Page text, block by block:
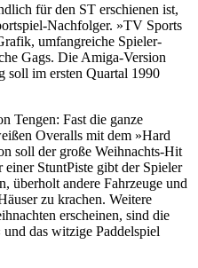
für den ST erschienen ist,
Nachfolger. »TV Sports
umfangreiche Spieler-
Gags. Die Amiga-Version
soll im ersten Quartal 1990
Tengen: Fast die ganze
Overalls mit dem »Hard
soll der große Weihnachts-Hit
StuntPiste gibt der Spieler
überholt andere Fahrzeuge und
zu krachen. Weitere
erscheinen, sind die
das witzige Paddelspiel